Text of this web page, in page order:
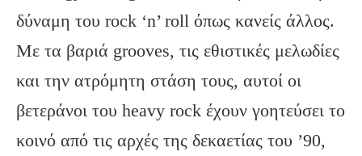
δύναμη του rock ‘n’ roll όπως κανείς άλλος.
Με τα βαριά grooves, τις εθιστικές μελωδίες
και την ατρόμητη στάση τους, αυτοί οι
βετεράνοι του heavy rock έχουν γοητεύσει το
κοινό από τις αρχές της δεκαετίας του ’90,